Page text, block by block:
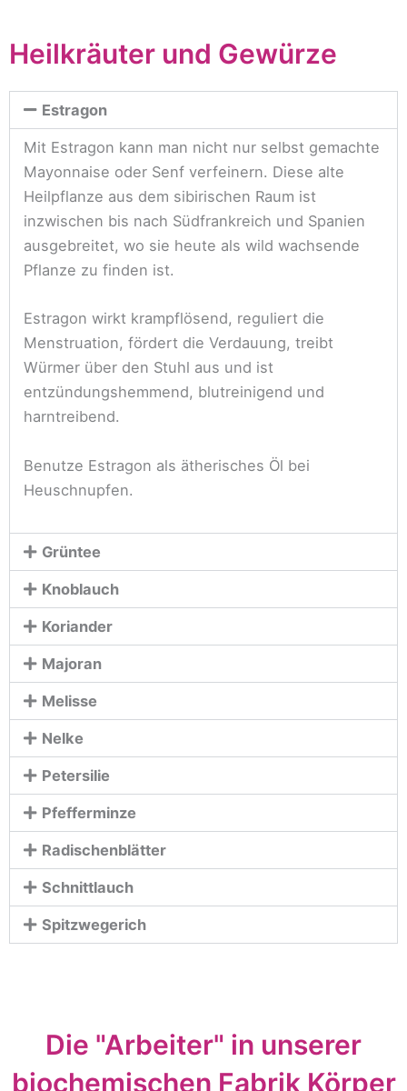
Heilkräuter und Gewürze
Estragon
Mit Estragon kann man nicht nur selbst gemachte
Mayonnaise oder Senf verfeinern. Diese alte
Heilpflanze aus dem sibirischen Raum ist
inzwischen bis nach Südfrankreich und Spanien
ausgebreitet, wo sie heute als wild wachsende
Pflanze zu finden ist.
Estragon wirkt krampflösend, reguliert die
Menstruation, fördert die Verdauung, treibt
Würmer über den Stuhl aus und ist
entzündungshemmend, blutreinigend und
harntreibend.
Benutze Estragon als ätherisches Öl bei
Heuschnupfen.
Grüntee
Knoblauch
Koriander
Majoran
Melisse
Nelke
Petersilie
Pfefferminze
Radischenblätter
Schnittlauch
Spitzwegerich
Die "Arbeiter" in unserer
biochemischen Fabrik Körper